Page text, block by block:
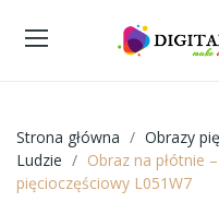
Strona główna Obrazy
Ludzie
Obraz na płótnie
pięcioczęściowy L051W7